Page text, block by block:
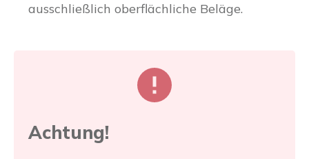
ausschließlich oberflächliche Beläge.
Achtung!